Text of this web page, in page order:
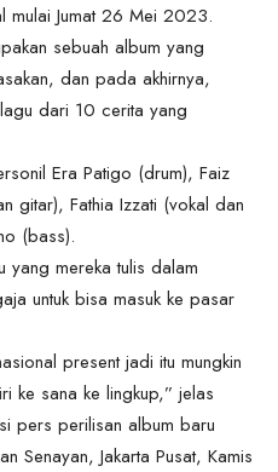
mulai Jumat 26 Mei 2023.
sebuah album yang
dan pada akhirnya,
dari 10 cerita yang
Era Patigo (drum), Faiz
gitar), Fathia Izzati (vokal dan
(bass).
yang mereka tulis dalam
untuk bisa masuk ke pasar
present jadi itu mungkin
ke sana ke lingkup,” jelas
pers perilisan album baru
Senayan, Jakarta Pusat, Kamis